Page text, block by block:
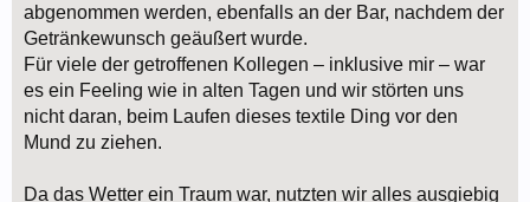
abgenommen werden, ebenfalls an der Bar, nachdem der
Getränkewunsch geäußert wurde.
Für viele der getroffenen Kollegen – inklusive mir – war
es ein Feeling wie in alten Tagen und wir störten uns
nicht daran, beim Laufen dieses textile Ding vor den
Mund zu ziehen.
Da das Wetter ein Traum war, nutzten wir alles ausgiebig